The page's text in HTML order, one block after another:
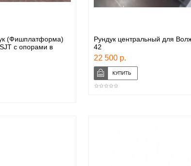
(Фишплатформа)
с опорами в
Рундук центральный для
42
22 500 р.